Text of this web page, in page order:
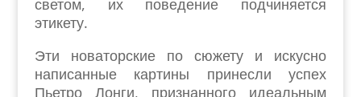
светом, их поведение подчиняется
этикету.
Эти новаторские по сюжету и искусно
написанные картины принесли успех
Пьетро Лонги, признанного идеальным